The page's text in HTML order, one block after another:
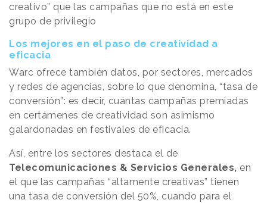
creativo” que las campañas que no está en este
grupo de privilegio
Los mejores en el paso de creatividad a
eficacia
Warc ofrece también datos, por sectores, mercados
y redes de agencias, sobre lo que denomina, “tasa de
conversión”: es decir, cuántas campañas premiadas
en certámenes de creatividad son asimismo
galardonadas en festivales de eficacia.
Así, entre los sectores destaca el de
Telecomunicaciones & Servicios Generales, en
el que las campañas “altamente creativas” tienen
una tasa de conversión del 50%, cuando para el